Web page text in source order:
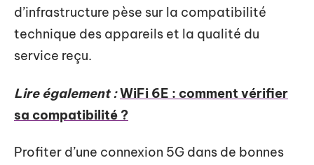
d’infrastructure pèse sur la compatibilité
technique des appareils et la qualité du
service reçu.
Lire également :WiFi 6E : comment vérifier
sa compatibilité ?
Profiter d’une connexion 5G dans de bonnes